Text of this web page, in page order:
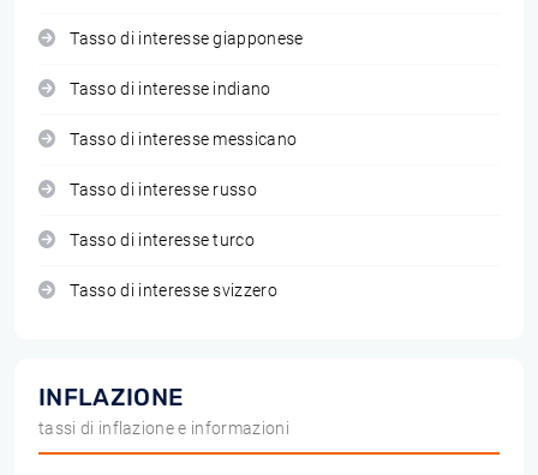
Tasso di interesse giapponese
Tasso di interesse indiano
Tasso di interesse messicano
Tasso di interesse russo
Tasso di interesse turco
Tasso di interesse svizzero
INFLAZIONE
tassi di inflazione e informazioni